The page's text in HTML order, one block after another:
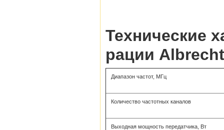
Технические
рации
Диапазон частот, МГц
Количество частотных каналов
Выходная мощность передатчика, Вт